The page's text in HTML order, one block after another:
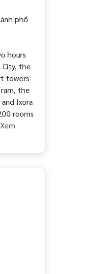
phố
hours
City, the
towers
the
Ixora
rooms
Xem